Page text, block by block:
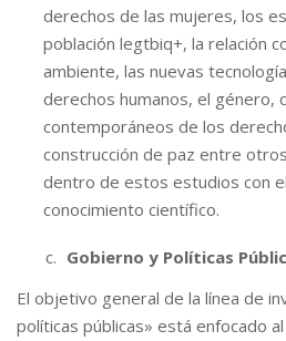
derechos de las mujeres, los
población legtbiq+, la relación
ambiente, las nuevas
derechos humanos, el género,
contemporáneos de los
construcción de paz entre
dentro de estos estudios con
conocimiento científico.
Gobierno y Políticas
El objetivo general de la línea de
políticas públicas» está enfocado